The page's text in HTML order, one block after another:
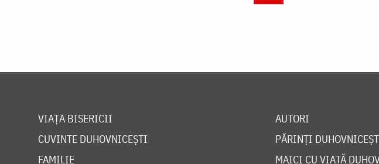
VIAȚA BISERICII
CUVINTE DUHOVNICEȘTI
FAMILIE
AUTORI
PĂRINȚI
MAICI CU VIAȚĂ